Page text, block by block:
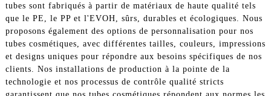
tubes sont fabriqués à partir de matériaux de haute qualité tels
que le PE, le PP et l'EVOH, sûrs, durables et écologiques. Nous
proposons également des options de personnalisation pour nos
tubes cosmétiques, avec différentes tailles, couleurs, impressions
et designs uniques pour répondre aux besoins spécifiques de nos
clients. Nos installations de production à la pointe de la
technologie et nos processus de contrôle qualité stricts